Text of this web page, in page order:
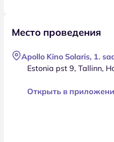
Место проведения
Apollo Kino Solaris, 1.
Estonia pst 9, Tallinn,
Открыть в